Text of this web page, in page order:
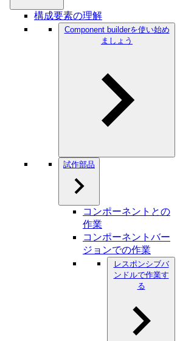
構成要素の理解
Component builderを使い始め
ましょう
試作部品
コンポーネントとの
作業
コンポーネントバー
ジョンでの作業
レスポンシブバ
ンドルで作業す
る